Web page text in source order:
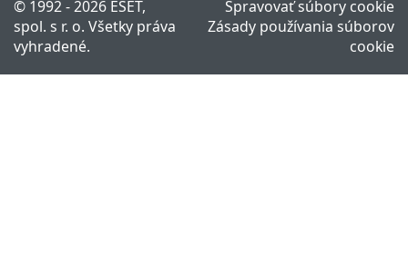
© 1992 - 2026 ESET,
spol. s r. o. Všetky práva
vyhradené.
Spravovať súbory cookie
Zásady používania súborov
cookie